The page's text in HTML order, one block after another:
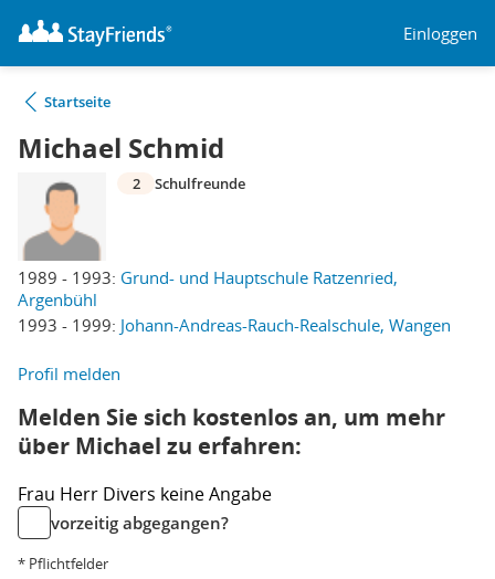
Einloggen
Startseite
Michael Schmid
1989 - 1993: Grund- und Hauptschule Ratzenried,
Argenbühl
1993 - 1999: Johann-Andreas-Rauch-Realschule, Wangen
2 Schulfreunde
Profil melden
Melden Sie sich kostenlos an, um mehr
über Michael zu erfahren:
Frau Herr Divers keine Angabe
vorzeitig abgegangen?
* Pflichtfelder